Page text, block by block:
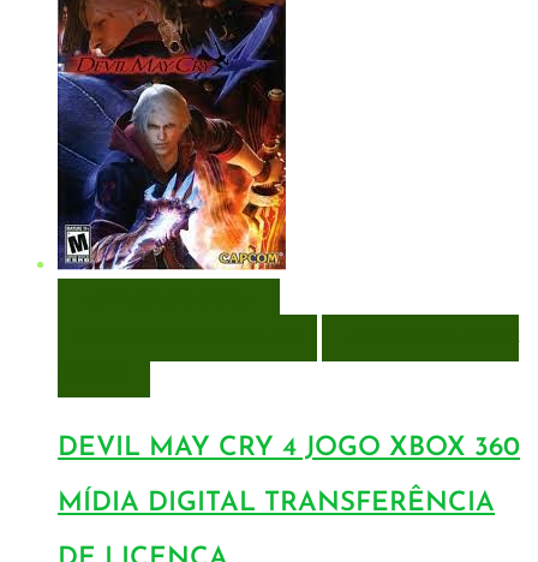
DEVIL MAY CRY 4 JOGO XBOX 360
MÍDIA DIGITAL TRANSFERÊNCIA